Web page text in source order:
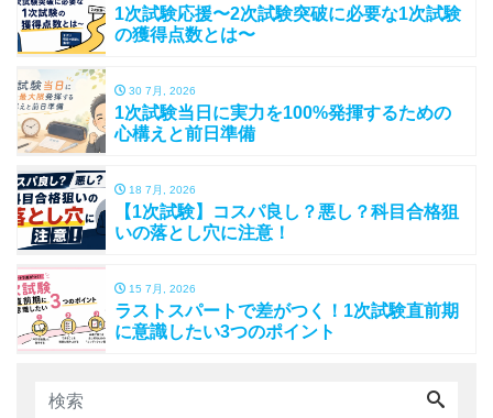
1次試験応援〜2次試験突破に必要な1次試験
の獲得点数とは〜
30 7月, 2026
1次試験当日に実力を100%発揮するための
心構えと前日準備
18 7月, 2026
【1次試験】コスパ良し？悪し？科目合格狙
いの落とし穴に注意！
15 7月, 2026
ラストスパートで差がつく！1次試験直前期
に意識したい3つのポイント